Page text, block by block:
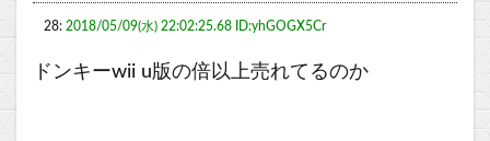
28: 2018/05/09(水) 22:02:25.68 ID:yhGOGX5Cr
ドンキーwii u版の倍以上売れてるのか